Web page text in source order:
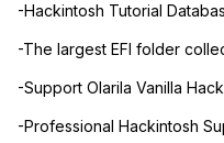
-Hackintosh Tutorial
-The largest EFI folder
-Support Olarila Vanilla
-Professional Hackintosh